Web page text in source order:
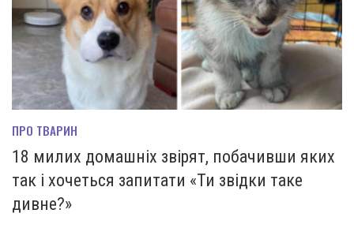
ПРО ТВАРИН
18 милих домашніх звірят, побачивши яких
так і хочеться запитати «Ти звідки таке
дивне?»